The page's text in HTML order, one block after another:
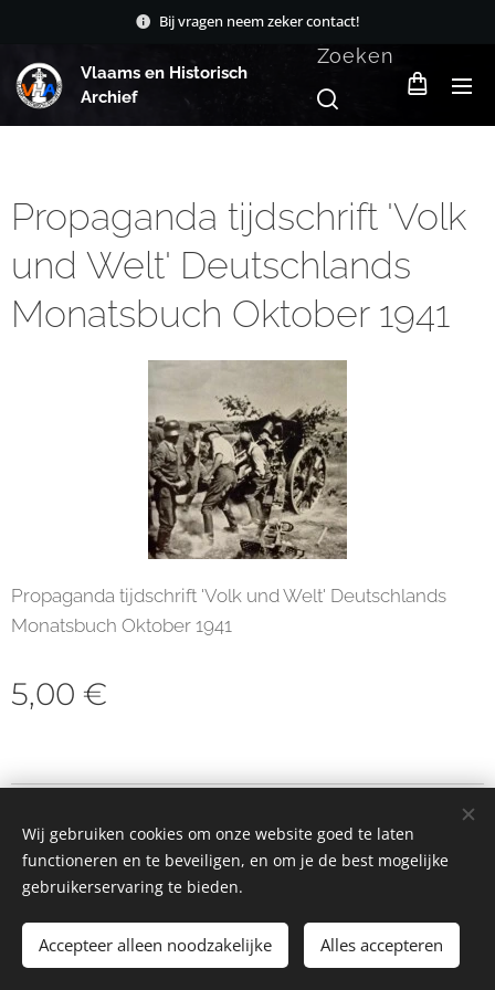
Bij vragen neem zeker contact!
Vlaams en Historisch
Archief
Zoeken
Propaganda tijdschrift 'Volk
und Welt' Deutschlands
Monatsbuch Oktober 1941
Propaganda tijdschrift 'Volk und Welt' Deutschlands
Monatsbuch Oktober 1941
5,00 €
Toevoegen aan de winkelwagen
Cookies
Wij gebruiken cookies om onze website goed te laten
functioneren en te beveiligen, en om je de best mogelijke
gebruikerservaring te bieden.
Accepteer alleen noodzakelijke Alles accepteren